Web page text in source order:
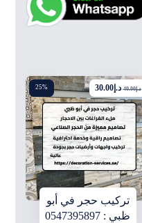
25%
تركيب حجر في أبو
ظبي : 0547395897
د.إ40.00 د.إ30.00